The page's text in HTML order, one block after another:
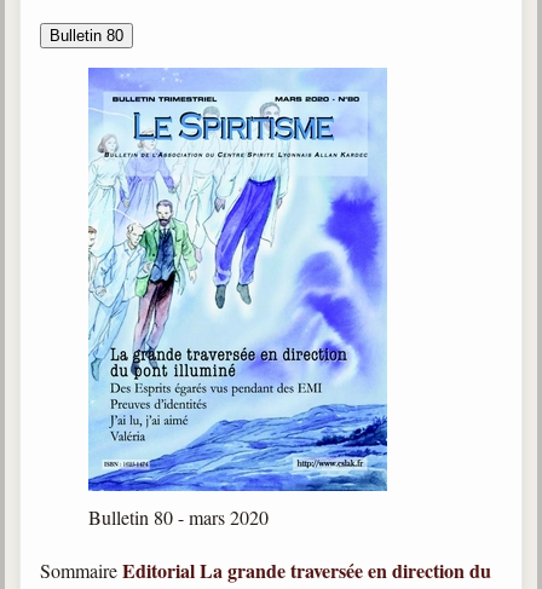
Bulletin 80
Bulletin 80 - mars 2020
SommaireEditorialLa grande traversée en direction du